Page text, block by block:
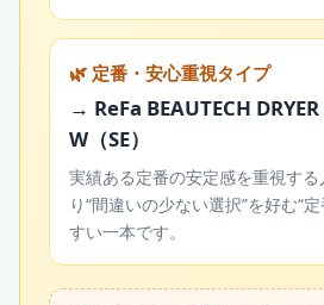
🌿 定番・安心重視タイプ
→ ReFa BEAUTECH
W（SE）
実績ある定番の安定感を重視する
り“間違いの少ない選択”を好む“
すい一本です。